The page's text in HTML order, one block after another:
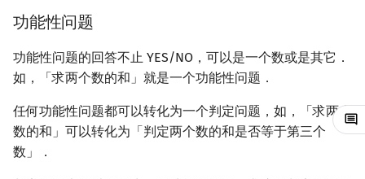
杜教筛
Powerful Number 筛
Berlekamp–Massey 算法
手指树
霍夫曼树
网络流
图的匹配
Prüfer 序列
矩阵树定理
NP-complete
co-NP
NP-intermediate
NEXPTIME
功能性问题
功能性问题的回答不止 YES/NO，可以是一个数或是其它．
如，「求两个数的和」就是一个功能性问题．
任何功能性问题都可以转化为一个判定问题，如，「求两个
数的和」可以转化为「判定两个数的和是否等于第三个
数」．